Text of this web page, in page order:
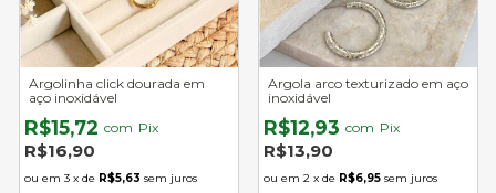
Argolinha click dourada em
aço inoxidável
R$15,72 com Pix
R$16,90
3 x de R$5,63 sem juros
Argola arco texturizado em aço
inoxidável
R$12,93 com Pix
R$13,90
2 x de R$6,95 sem juros